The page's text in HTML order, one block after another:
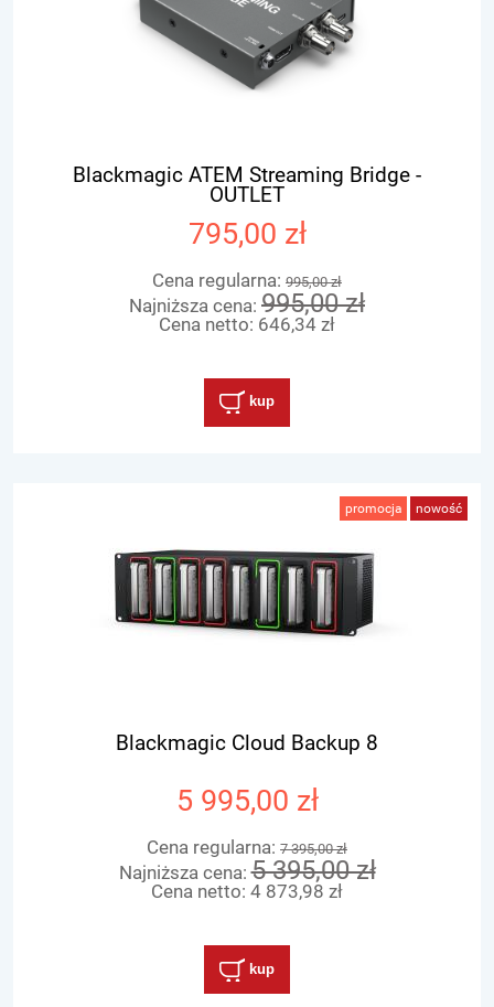
Blackmagic ATEM Streaming Bridge -
OUTLET
795,00 zł
Cena regularna: 995,00 zł
Najniższa cena: 995,00 zł
Cena netto: 646,34 zł
kup
Blackmagic Cloud Backup 8
5 995,00 zł
Cena regularna: 7 395,00 zł
Najniższa cena:5 395,00 zł
Cena netto: 4 873,98 zł
kup
promocja nowość